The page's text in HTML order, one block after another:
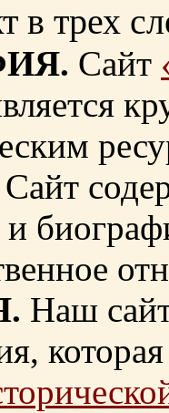
в трех
Сайт
Сайт
Наш
которая